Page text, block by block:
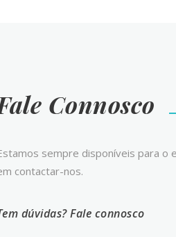
Connosco
sempre disponíveis para o
contactar-nos.
dúvidas? Fale connosco